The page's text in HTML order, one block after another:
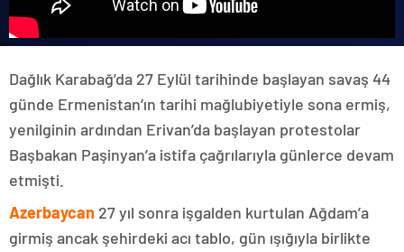
Dağlık Karabağ’da 27 Eylül tarihinde başlayan savaş 44
günde Ermenistan’ın tarihi mağlubiyetiyle sona ermiş,
yenilginin ardından Erivan’da başlayan protestolar
Başbakan Paşinyan’a istifa çağrılarıyla günlerce devam
etmişti.
Azerbaycan 27 yıl sonra işgalden kurtulan Ağdam’a
girmiş ancak şehirdeki acı tablo, gün ışığıyla birlikte